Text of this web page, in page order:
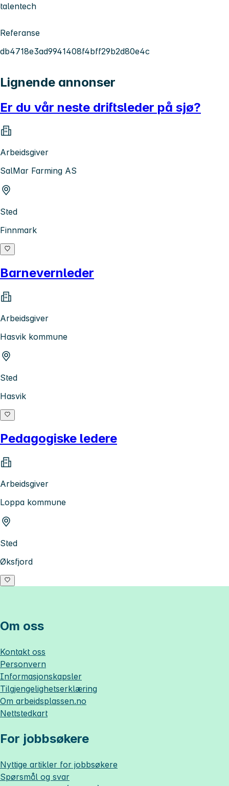
talentech
Referanse
db4718e3ad9941408f4bff29b2d80e4c
Lignende annonser
Er du vår neste driftsleder på sjø?
Arbeidsgiver
SalMar Farming AS
Sted
Finnmark
Barnevernleder
Arbeidsgiver
Hasvik kommune
Sted
Hasvik
Pedagogiske ledere
Arbeidsgiver
Loppa kommune
Sted
Øksfjord
Om oss
Kontakt oss
Personvern
Informasjonskapsler
Tilgjengelighetserklæring
Om arbeidsplassen.no
Nettstedkart
For jobbsøkere
Nyttige artikler for jobbsøkere
Spørsmål og svar